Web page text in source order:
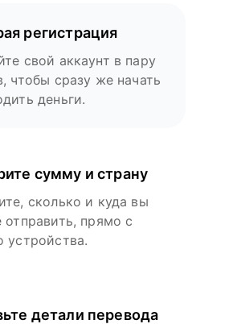
регистрация
свой аккаунт в пару
чтобы сразу же начать
деньги.
сумму и страну
сколько и куда вы
отправить, прямо с
устройства.
детали перевода